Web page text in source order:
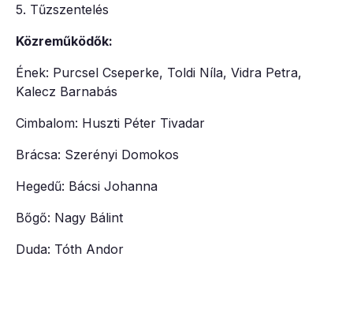
5. Tűzszentelés
Közreműködők:
Ének: Purcsel Cseperke, Toldi Níla, Vidra Petra,
Kalecz Barnabás
Cimbalom: Huszti Péter Tivadar
Brácsa: Szerényi Domokos
Hegedű: Bácsi Johanna
Bőgő: Nagy Bálint
Duda: Tóth Andor